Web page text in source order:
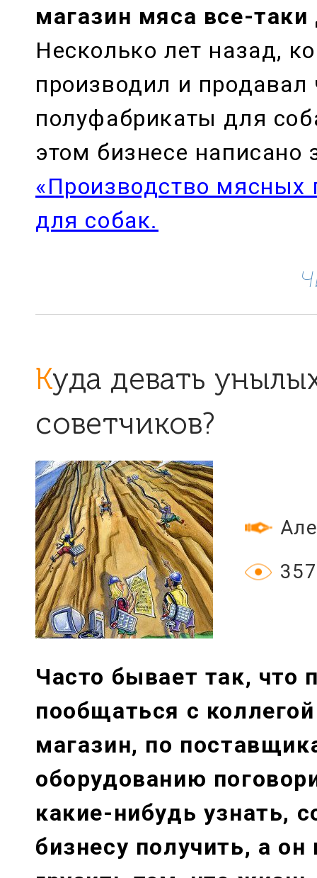
магазин мяса все-
Несколько лет назад,
производил и продавал
полуфабрикаты для
этом бизнесе написано
«Производство мясных
для собак.
Куда девать унылых
советчиков?
Часто бывает так, что
пообщаться с
магазин, по
оборудованию
какие-нибудь узнать,
бизнесу получить, а он